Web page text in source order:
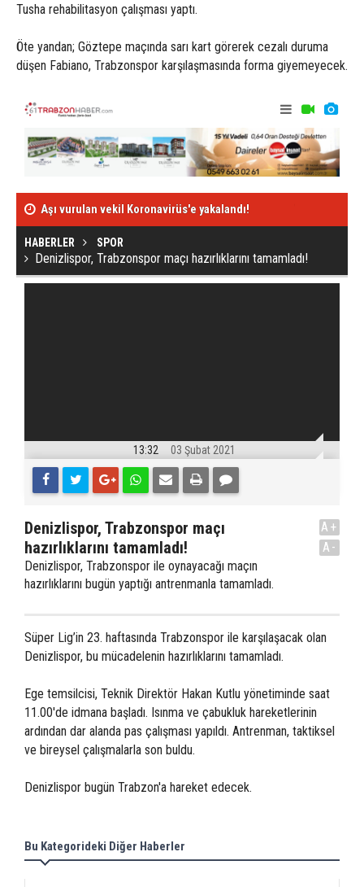
Tusha rehabilitasyon çalışması yaptı.
Öte yandan; Göztepe maçında sarı kart görerek cezalı duruma
düşen Fabiano, Trabzonspor karşılaşmasında forma giyemeyecek.
Aşı vurulan vekil Koronavirüs'e yakalandı!
HABERLER SPOR
Denizlispor, Trabzonspor maçı hazırlıklarını tamamladı!
13:32 03 Şubat 2021
Denizlispor, Trabzonspor maçı
hazırlıklarını tamamladı!
Denizlispor, Trabzonspor ile oynayacağı maçın
hazırlıklarını bugün yaptığı antrenmanla tamamladı.
A+
A-
Süper Lig’in 23. haftasında Trabzonspor ile karşılaşacak olan
Denizlispor, bu mücadelenin hazırlıklarını tamamladı.
Ege temsilcisi, Teknik Direktör Hakan Kutlu yönetiminde saat
11.00'de idmana başladı. Isınma ve çabukluk hareketlerinin
ardından dar alanda pas çalışması yapıldı. Antrenman, taktiksel
ve bireysel çalışmalarla son buldu.
Denizlispor bugün Trabzon'a hareket edecek.
Bu Kategorideki Diğer Haberler